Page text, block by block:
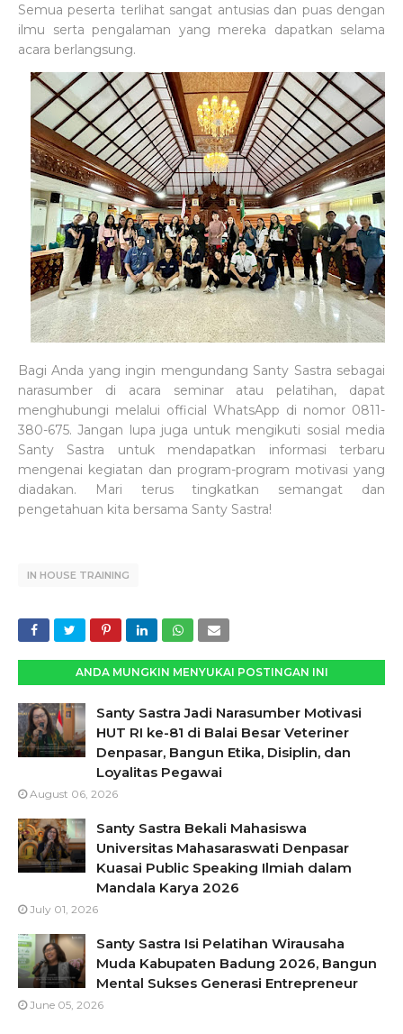
Semua peserta terlihat sangat antusias dan puas dengan
ilmu serta pengalaman yang mereka dapatkan selama
acara berlangsung.
Bagi Anda yang ingin mengundang Santy Sastra sebagai
narasumber di acara seminar atau pelatihan, dapat
menghubungi melalui official WhatsApp di nomor 0811-
380-675. Jangan lupa juga untuk mengikuti sosial media
Santy Sastra untuk mendapatkan informasi terbaru
mengenai kegiatan dan program-program motivasi yang
diadakan. Mari terus tingkatkan semangat dan
pengetahuan kita bersama Santy Sastra!
IN HOUSE TRAINING
ANDA MUNGKIN MENYUKAI POSTINGAN INI
Santy Sastra Jadi Narasumber Motivasi
HUT RI ke-81 di Balai Besar Veteriner
Denpasar, Bangun Etika, Disiplin, dan
Loyalitas Pegawai
August 06, 2026
Santy Sastra Bekali Mahasiswa
Universitas Mahasaraswati Denpasar
Kuasai Public Speaking Ilmiah dalam
Mandala Karya 2026
July 01, 2026
Santy Sastra Isi Pelatihan Wirausaha
Muda Kabupaten Badung 2026, Bangun
Mental Sukses Generasi Entrepreneur
June 05, 2026